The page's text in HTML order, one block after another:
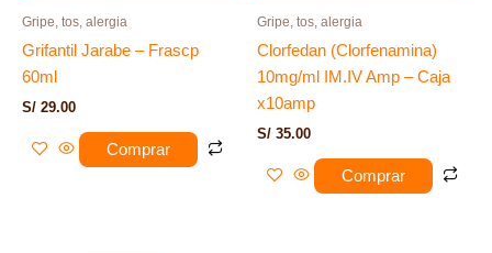
Gripe, tos, alergia
Grifantil Jarabe – Frascp
60ml
S/ 29.00
Comprar
Gripe, tos, alergia
Clorfedan (Clorfenamina)
10mg/ml IM.IV Amp – Caja
x10amp
S/ 35.00
Comprar